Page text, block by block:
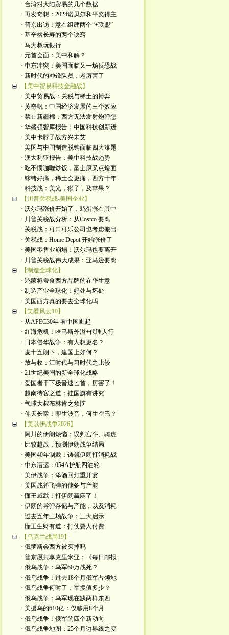
· 台湾对大陆贸易的几个数据
· 再发奇想：2024诺贝尔和平奖得主
· 普京出访：意在组建两个“+联盟”
· 基辛格长寿的两个诀窍
· 马大叔玩银行
· 元首会面：美中和解？
· 中东冲突：美国面临又一场反恐战
· 新时代的冲锋队员，老厉害了
【美中贸易科技金融战】
· 美中贸易战：关税与稀土的博弈
· 黄奇帆：中国经济发展的三个效应
· 禁止新疆棉：西方无法发射炮弹怎
· 华盛顿智库报告：中国科技创新进
· 美中卡脖子战方兴未艾
· 美国与中国制造脱钩面临四大难题
· 澳大利亚报告：美中科技战趋势
· 吃不惯咖喱炒饭，富士康又点烩面
· 镓锗好痛，稀土会更痛，西方十年
· 科技战：美光，猴子，及苹果？
【川普关税战-美国企业】
· 沃尔玛涨价开始了，鸡蛋涨在其中
· 川普关税战分析：从Costco 要离
· 关税战：可口可乐公司也考虑搬出
· 关税战：Home Depot 开始涨价了
· 美国零售业崩塌：沃尔玛也要离开
· 川普关税战伟大成果：亚马逊要离
【制造全球化】
· 鸿蒙将蚕食西方品牌的在华生意
· 制造产业全球化：好处与坏处
· 美国西方真的要去全球化吗
【笑看风云10】
· 从APEC30年 看中国崛起
· 红海危机：哈马斯外溢+代理人行
· 日本侵华战争：有人想更名？
· 麦十五朗下，建国上如何？
· 放与收：江时代与习时代之比较
· 21世纪美国的新全球化战略
· 爱国者干下极音速匕首，厉害了！
· 越南待客之道：挂国旗有讲究
· 气球大叔布林肯之烦恼
· 仰天长啸：即生波音，何生空巴？
【美以伊战争2026】
· 阿川的伊朗烦恼：误判宫斗、骑虎
· 比较越战，预测伊朗战争结局
· 美国40年制裁：铸就伊朗打消耗战
· 中东漕运：054A护航四油轮
· 美伊战争：添酒回灯重开宴
· 美国战斧飞弹的储备与产能
· 懂王威武：打伊朗赢麻了！
· 伊朗的导弹存储与产能，以及消耗
· 过去五年三场战争：三大启示
· 懂王生财有道：打仗要人付费
【乌克兰战局19】
· 俄罗斯会西方被灭掉吗
· 普京愿共享克里米亚：《每日邮报
· 俄乌战争：乌军60万战死？
· 俄乌战争：过去18个月俄军占领地
· 俄乌战争何时了，军援值多少？
· 俄乌战争：乌军现在缺两样东西
· 美援乌的610亿：仅够用8个月
· 俄乌战争：俄军的四个新动向
· 俄乌战争地图：25个月边界线之变